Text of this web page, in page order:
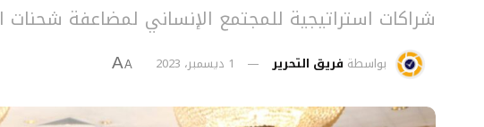
شراكات استراتيجية للمجتمع الإنساني لمضاعفة شحنات
بواسطة فريق التحرير 1 ديسمبر، 2023 A
A